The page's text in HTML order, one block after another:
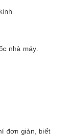
nhà máy.
đơn giản, biết